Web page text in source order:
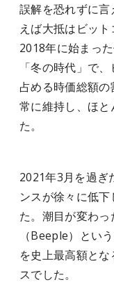
誤解を恐れずに
えば大抵はビット
2018年に始まっ
「冬の時代」で
占める時価総額
常に維持し、ほ
た。
2021年3月を過ぎ
ンスが徐々に低
た。潮目が変わ
（Beeple）とい
を史上最高額と
スでした。